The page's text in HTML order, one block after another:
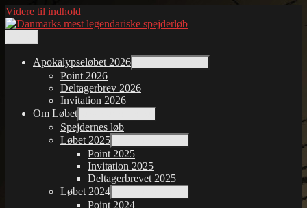
Videre til indhold
Danmarks mest legendariske spejderløb
Apokalypseløbet 2026
Point 2026
Deltagerbrev 2026
Invitation 2026
Om Løbet
Spejdernes løb
Løbet 2025
Point 2025
Invitation 2025
Deltagerbrevet 2025
Løbet 2024
Point 2024